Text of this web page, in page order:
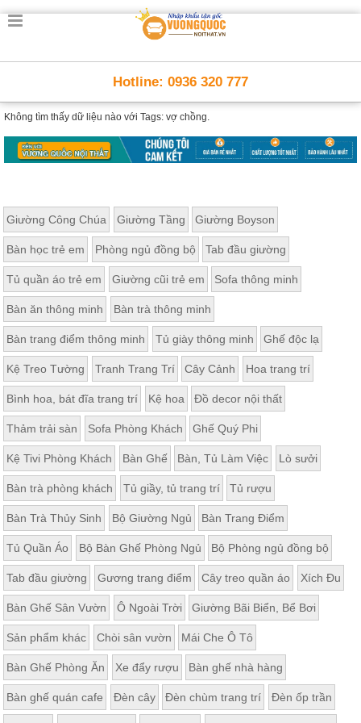
Hotline: 0936 320 777
Không tìm thấy dữ liệu nào với Tags: vợ chồng.
Giường Công Chúa Giường Tầng Giường Boyson
Bàn học trẻ em Phòng ngủ đồng bộ Tab đầu giường
Tủ quần áo trẻ em Giường cũi trẻ em Sofa thông minh
Bàn ăn thông minh Bàn trà thông minh
Bàn trang điểm thông minh Tủ giày thông minh Ghế độc lạ
Kệ Treo Tường Tranh Trang Trí Cây Cảnh Hoa trang trí
Bình hoa, bát đĩa trang trí Kệ hoa Đồ decor nội thất
Thảm trải sàn Sofa Phòng Khách Ghế Quý Phi
Kệ Tivi Phòng Khách Bàn Ghế Bàn, Tủ Làm Việc Lò sưởi
Bàn trà phòng khách Tủ giầy, tủ trang trí Tủ rượu
Bàn Trà Thủy Sinh Bộ Giường Ngủ Bàn Trang Điểm
Tủ Quần Áo Bộ Bàn Ghế Phòng Ngủ Bộ Phòng ngủ đồng bộ
Tab đầu giường Gương trang điểm Cây treo quần áo Xích Đu
Bàn Ghế Sân Vườn Ô Ngoài Trời Giường Bãi Biển, Bể Bơi
Sản phẩm khác Chòi sân vườn Mái Che Ô Tô
Bàn Ghế Phòng Ăn Xe đẩy rượu Bàn ghế nhà hàng
Bàn ghế quán cafe Đèn cây Đèn chùm trang trí Đèn ốp trần